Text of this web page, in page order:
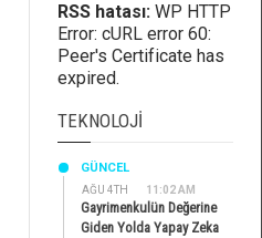
RSS hatası: WP HTTP
Error: cURL error 60:
Peer's Certificate has
expired.
TEKNOLOJI
AĞU 4TH 11:02 AM
GÜNCEL
Gayrimenkulün Değerine
Giden Yolda Yapay Zeka